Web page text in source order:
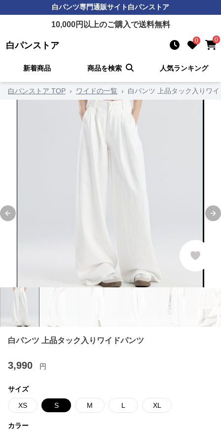
白パンツ専門通販サイト白パンストア
10,000円以上のご購入で送料無料
白パンストア 0 0
新着商品 商品を検索 人気ランキング
白パンストア TOP › ワイドの一覧 › 白パンツ 上品タック入りワ
Previous slide
白パンツ 上品タック入りワイドパンツ
3,990 円
サイズ
XS S M L XL
カラー